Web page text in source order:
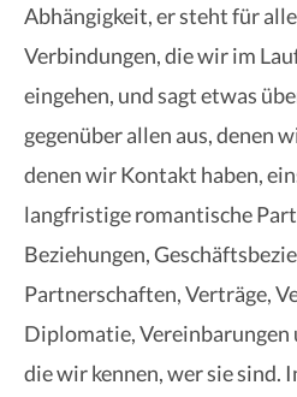
Abhängigkeit, er steht für
Verbindungen, die wir im
eingehen, und sagt etwas
gegenüber allen aus, denen
denen wir Kontakt haben,
langfristige romantische
Beziehungen,
Partnerschaften, Verträge,
Diplomatie, Vereinbarungen
die wir kennen, wer sie sind.